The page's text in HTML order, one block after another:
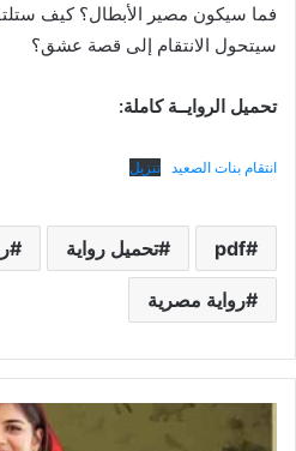
فما سيكون مصير الأبطال؟ كيف
سيتحول الانتقام إلى قصة عشق؟
تحميل الروايــة كاملة:
انتقام بنات الصعيد تنزيل
pdf تحميل رواية
رواية مصرية